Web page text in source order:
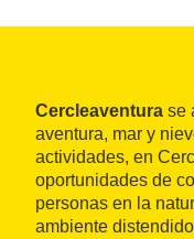
Cercleaventura se
aventura, mar y
actividades, en
oportunidades de
personas en la
ambiente